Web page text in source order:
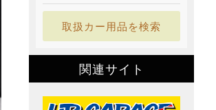
取扱カー用品を検索
関連サイト